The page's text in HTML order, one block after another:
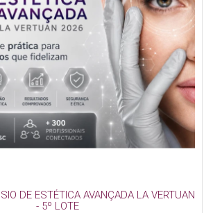
DE ESTÉTICA AVANÇADA LA VERTUAN
- 5º LOTE